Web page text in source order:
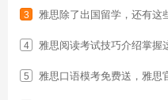
3 雅思除了出国留学，还有这些
4 雅思阅读考试技巧介绍掌握
5 雅思口语模考免费送，雅思